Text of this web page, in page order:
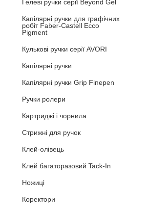
Гелеві ручки серії Beyond Gel
Капілярні ручки для графічних
робіт Faber-Castell Ecco
Pigment
Кулькові ручки серії AVORI
Капілярні ручки
Капілярні ручки Grip Finepen
Ручки ролери
Картриджі і чорнила
Стрижні для ручок
Клей-олівець
Клей багаторазовий Tack-In
Ножиці
Коректори